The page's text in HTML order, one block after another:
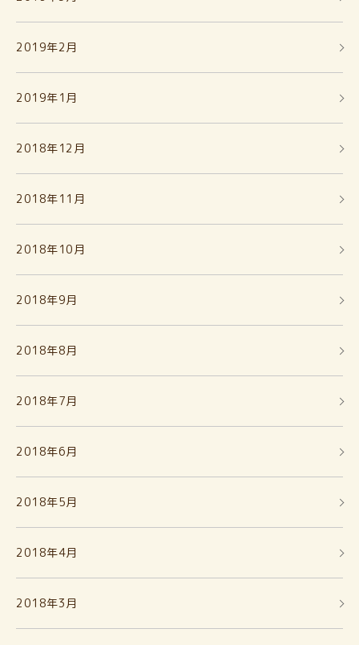
2019年2月
2019年1月
2018年12月
2018年11月
2018年10月
2018年9月
2018年8月
2018年7月
2018年6月
2018年5月
2018年4月
2018年3月